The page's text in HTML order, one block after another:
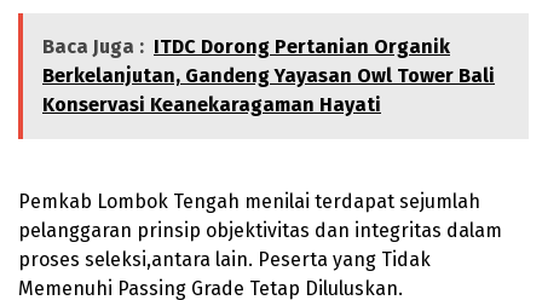
Baca Juga : ITDC Dorong Pertanian Organik
Berkelanjutan, Gandeng Yayasan Owl Tower Bali
Konservasi Keanekaragaman Hayati
Pemkab Lombok Tengah menilai terdapat sejumlah
pelanggaran prinsip objektivitas dan integritas dalam
proses seleksi,antara lain. Peserta yang Tidak
Memenuhi Passing Grade Tetap Diluluskan.